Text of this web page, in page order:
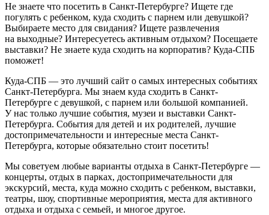
Не знаете что посетить в Санкт-Петербурге? Ищете где
погулять с ребенком, куда сходить с парнем или девушкой?
Выбираете место для свидания? Ищете развлечения
на выходные? Интересуетесь активным отдыхом? Посещаете
выставки? Не знаете куда сходить на корпоратив? Куда-СПБ
поможет!
Куда-СПБ — это лучший сайт о самых интересных событиях
Санкт-Петербурга. Мы знаем куда сходить в Санкт-
Петербурге с девушкой, с парнем или большой компанией.
У нас только лучшие события, музеи и выставки Санкт-
Петербурга. События для детей и их родителей, лучшие
достопримечательности и интересные места Санкт-
Петербурга, которые обязательно стоит посетить!
Мы советуем любые варианты отдыха в Санкт-Петербурге —
концерты, отдых в парках, достопримечательности для
экскурсий, места, куда можно сходить с ребенком, выставки,
театры, шоу, спортивные мероприятия, места для активного
отдыха и отдыха с семьей, и многое другое.